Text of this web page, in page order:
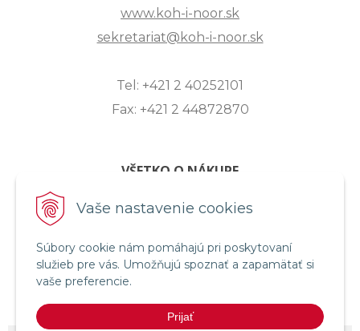
Vaše nastavenie cookies
Súbory cookie nám pomáhajú pri poskytovaní
služieb pre vás. Umožňujú spoznať a zapamätať si
vaše preferencie.
Prijať
www.koh-i-noor.sk
sekretariat@koh-i-noor.sk
Tel: +421 2 40252101
Fax: +421 2 44872870
VŠETKO O NÁKUPE
ZASLANIE OTÁZKY
OBCHODNÉ PODMIENKY
REKLAMAČNÝ PORIADOK